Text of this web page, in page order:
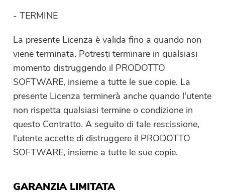
- TERMINE
La presente Licenza è valida fino a quando non
viene terminata. Potresti terminare in qualsiasi
momento distruggendo il PRODOTTO
SOFTWARE, insieme a tutte le sue copie. La
presente Licenza terminerà anche quando l'utente
non rispetta qualsiasi termine o condizione in
questo Contratto. A seguito di tale rescissione,
l'utente accette di distruggere il PRODOTTO
SOFTWARE, insieme a tutte le sue copie.
GARANZIA LIMITATA